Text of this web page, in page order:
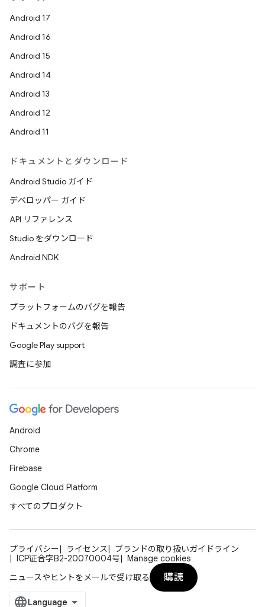
Android 17
Android 16
Android 15
Android 14
Android 13
Android 12
Android 11
ドキュメントとダウンロード
Android Studio ガイド
デベロッパー ガイド
API リファレンス
Studio をダウンロード
Android NDK
サポート
プラットフォームのバグを報告
ドキュメントのバグを報告
Google Play support
調査に参加
Android
Chrome
Firebase
Google Cloud Platform
すべてのプロダクト
プライバシー ライセンス
ブランドの取り扱いガイドライン
ICP证合字B2-20070004号
Manage cookies
ニュースやヒントをメールで受け取る
購読